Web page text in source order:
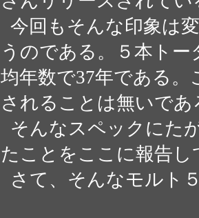
今回もそんな印象は
うのである。５本ト
均年数で37年である
されることは無いであ
そんなスペックにた
たことをここに報告し
さて、そんなモルト